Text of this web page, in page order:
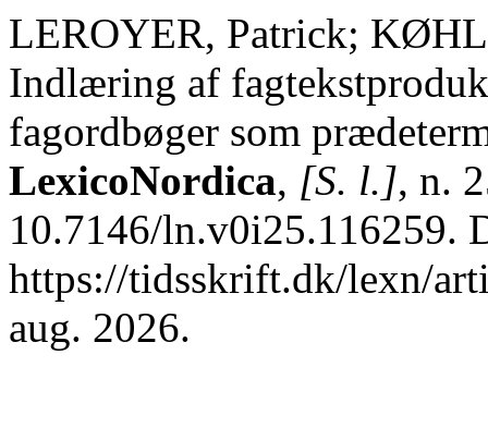
LEROYER, Patrick;
Indlæring af
fagordbøger som
LexicoNordica, [S. l.], n.
10.7146/ln.v0i25.116259.
https://tidsskrift.dk/lexn/
aug. 2026.